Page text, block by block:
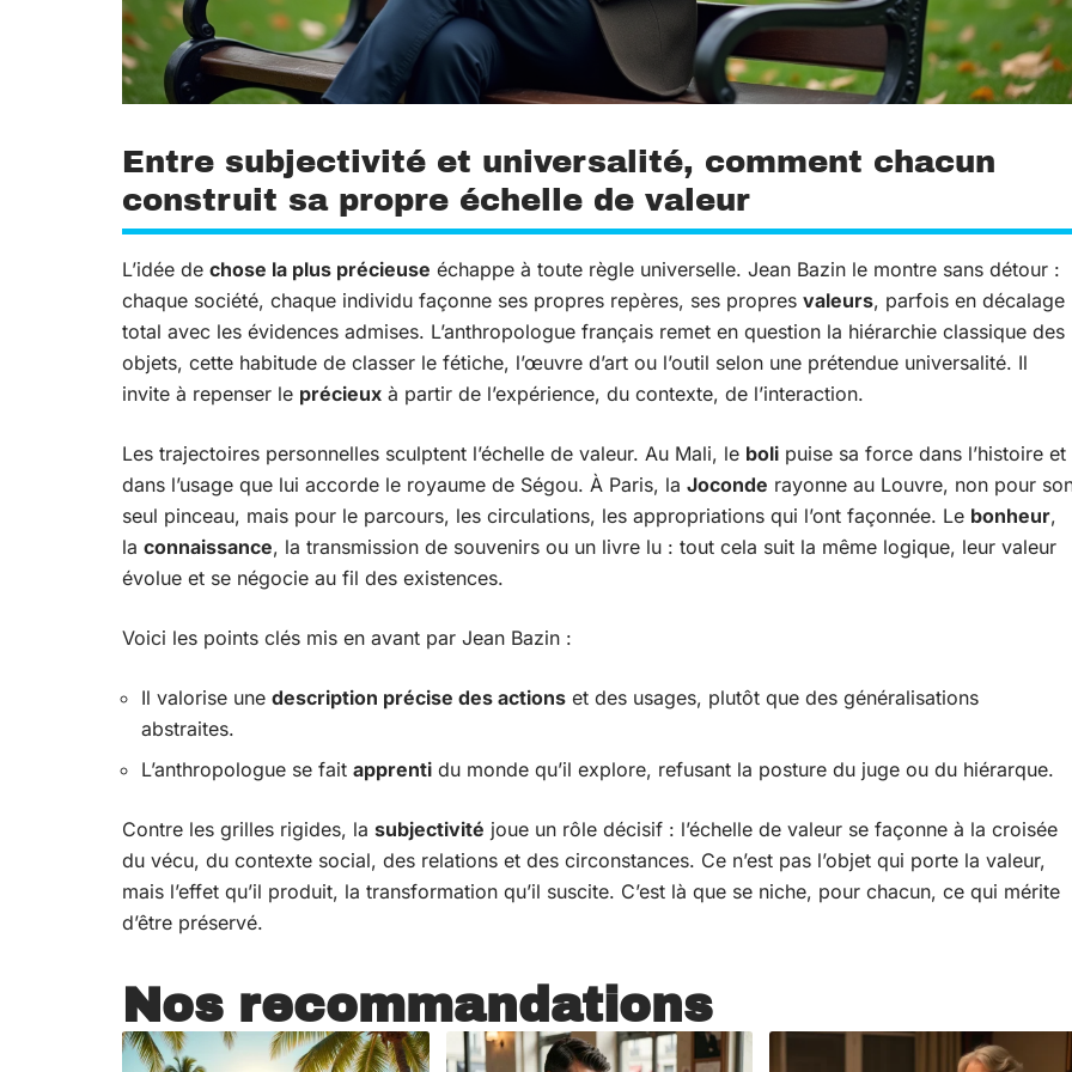
Entre subjectivité et universalité, comment chacun
construit sa propre échelle de valeur
L’idée de chose la plus précieuse échappe à toute règle universelle. Jean Bazin le montre sans détour :
chaque société, chaque individu façonne ses propres repères, ses propres valeurs, parfois en décalage
total avec les évidences admises. L’anthropologue français remet en question la hiérarchie classique des
objets, cette habitude de classer le fétiche, l’œuvre d’art ou l’outil selon une prétendue universalité. Il
invite à repenser le précieux à partir de l’expérience, du contexte, de l’interaction.
Les trajectoires personnelles sculptent l’échelle de valeur. Au Mali, le boli puise sa force dans l’histoire et
dans l’usage que lui accorde le royaume de Ségou. À Paris, la Joconde rayonne au Louvre, non pour
seul pinceau, mais pour le parcours, les circulations, les appropriations qui l’ont façonnée. Le bonheur,
la connaissance, la transmission de souvenirs ou un livre lu : tout cela suit la même logique, leur valeur
évolue et se négocie au fil des existences.
Voici les points clés mis en avant par Jean Bazin :
Il valorise une description précise des actions et des usages, plutôt que des généralisations
abstraites.
L’anthropologue se fait apprenti du monde qu’il explore, refusant la posture du juge ou du hiérarque.
Contre les grilles rigides, la subjectivité joue un rôle décisif : l’échelle de valeur se façonne à la croisée
du vécu, du contexte social, des relations et des circonstances. Ce n’est pas l’objet qui porte la valeur,
mais l’effet qu’il produit, la transformation qu’il suscite. C’est là que se niche, pour chacun, ce qui mérite
d’être préservé.
Nos recommandations